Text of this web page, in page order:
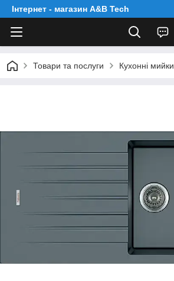
Інтернет - магазин A&B Tech
Товари та послуги Кухонні мийки